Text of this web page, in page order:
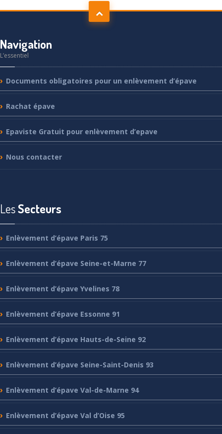
Navigation
L’essentiel
Documents obligatoires pour un enlèvement d’épave
Rachat épave
Epaviste Gratuit pour enlèvement d’epave
Nous contacter
LesSecteurs
Enlèvement d’épave Paris 75
Enlèvement d’épave Seine-et-Marne 77
Enlèvement d’épave Yvelines 78
Enlèvement d’épave Essonne 91
Enlèvement d’épave Hauts-de-Seine 92
Enlèvement d’épave Seine-Saint-Denis 93
Enlèvement d’épave Val-de-Marne 94
Enlèvement d’épave Val d’Oise 95